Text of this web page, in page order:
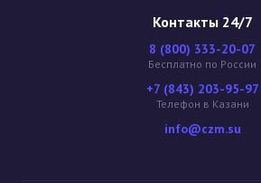
Контакты 24/7
8 (800) 333-20-07
Бесплатно по России
+7 (843) 203-95-97
Телефон в Казани
info@czm.su